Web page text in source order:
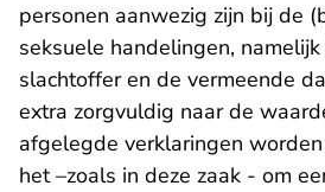
personen aanwezig zijn bij de
seksuele handelingen,
slachtoffer en de vermeende
extra zorgvuldig naar de
afgelegde verklaringen
het –zoals in deze zaak - om